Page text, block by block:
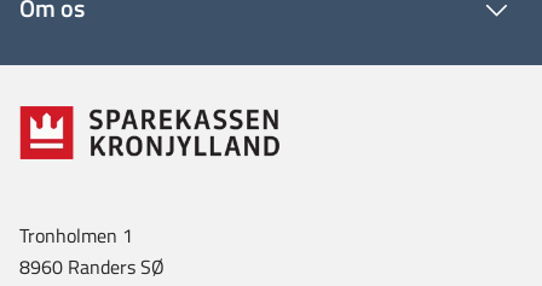
Om os
Tronholmen 1
8960 Randers SØ